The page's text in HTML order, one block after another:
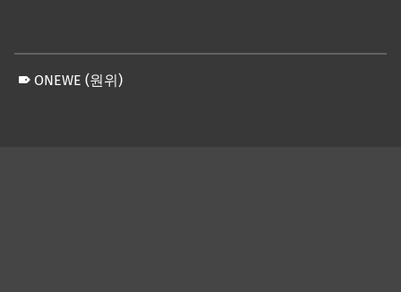
ONEWE (원위)